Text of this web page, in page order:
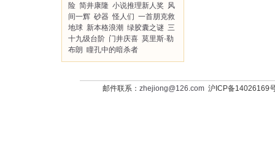
险 简井康隆 小说推理新人奖 风
间一辉 砂器 怪人们 一首朋克救
地球 新本格浪潮 绿胶囊之谜 三
十九级台阶 门井庆喜 莫里斯·勒
布朗 瞳孔中的暗杀者
邮件联系： zhejiong@126.com沪ICP备14026169